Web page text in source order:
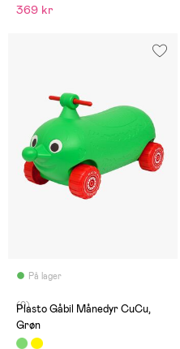
369 kr
På lager
(0)
Plasto Gåbil Månedyr CuCu,
Grøn